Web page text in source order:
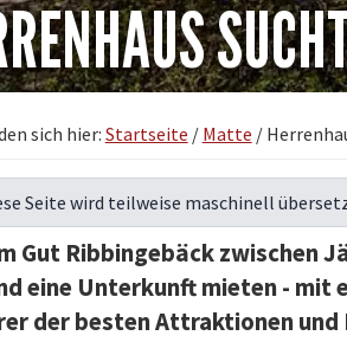
sich hier: Startseite / Matte /
Infos
Seite wird teilweise maschinell
Gut Ribbingebäck zwischen
eine Unterkunft mieten - mit
der besten Attraktionen